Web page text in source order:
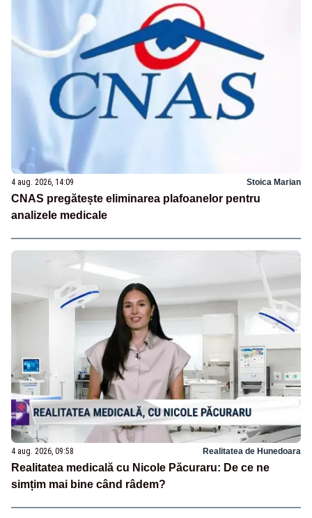
4 aug. 2026, 14:09 Stoica Marian
CNAS pregătește eliminarea plafoanelor pentru
analizele medicale
4 aug. 2026, 09:58 Realitatea de Hunedoara
Realitatea medicală cu Nicole Păcuraru: De ce ne
simțim mai bine când râdem?